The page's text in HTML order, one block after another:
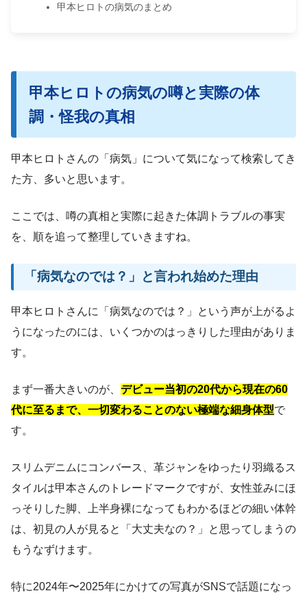
甲本ヒロトの病気のまとめ
甲本ヒロトの病気の噂と実際の体
調・怪我の真相
甲本ヒロトさんの「病気」について気になって検索してき
た方、多いと思います。
ここでは、噂の真相と実際に起きた体調トラブルの事実
を、順を追って整理していきますね。
「病気なのでは？」と言われ始めた理由
甲本ヒロトさんに「病気なのでは？」という声が上がるよ
うになったのには、いくつかのはっきりした理由がありま
す。
まず一番大きいのが、 デビュー当初の20代から現在の60
代に至るまで、一切変わることのない極端な細身体型で
す。
スリムデニムにコンバース、革ジャンをゆったり羽織るス
タイルは甲本さんのトレードマークですが、女性並みにほ
っそりした脚、上半身裸になってもわかるほどの細い体幹
は、初見の人が見ると「大丈夫なの？」と思ってしまうの
もうなずけます。
特に2024年〜2025年にかけての写真がSNSで話題になっ